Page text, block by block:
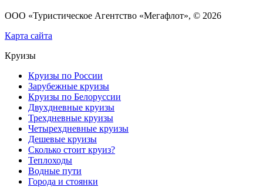
ООО «Туристическое Агентство «Мегафлот», © 2026
Карта сайта
Круизы
Круизы по России
Зарубежные круизы
Круизы по Белоруссии
Двухдневные круизы
Трехдневные круизы
Четырехдневные круизы
Дешевые круизы
Сколько стоит круиз?
Теплоходы
Водные пути
Города и стоянки